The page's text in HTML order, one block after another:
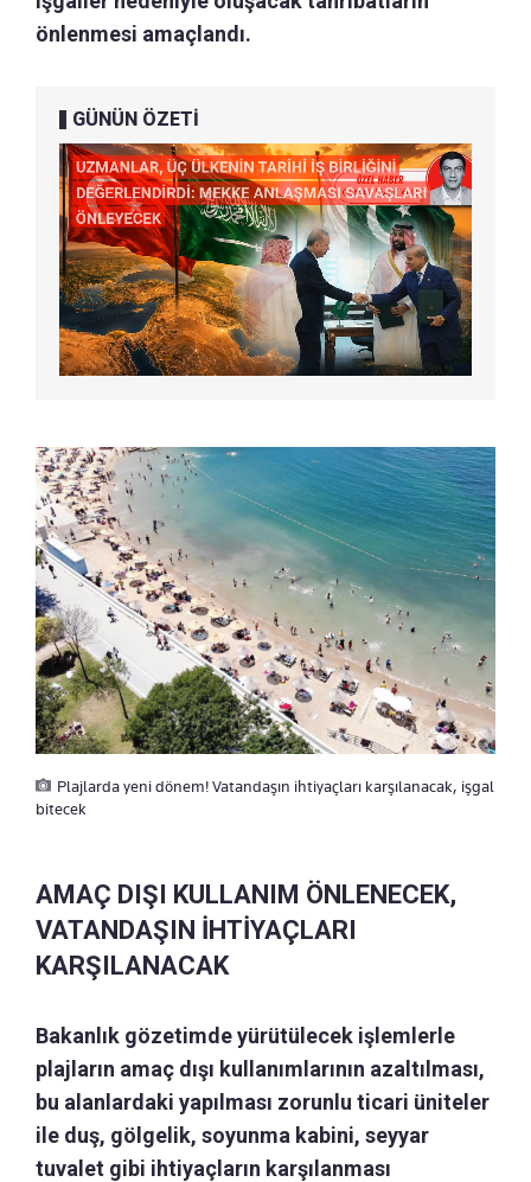
önlenmesi amaçlandı.
GÜNÜN ÖZETİ
Plajlarda yeni dönem! Vatandaşın ihtiyaçları karşılanacak, işgal
bitecek
AMAÇ DIŞI KULLANIM ÖNLENECEK,
VATANDAŞIN İHTİYAÇLARI
KARŞILANACAK
Bakanlık gözetimde yürütülecek işlemlerle
plajların amaç dışı kullanımlarının azaltılması,
bu alanlardaki yapılması zorunlu ticari üniteler
ile duş, gölgelik, soyunma kabini, seyyar
tuvalet gibi ihtiyaçların karşılanması